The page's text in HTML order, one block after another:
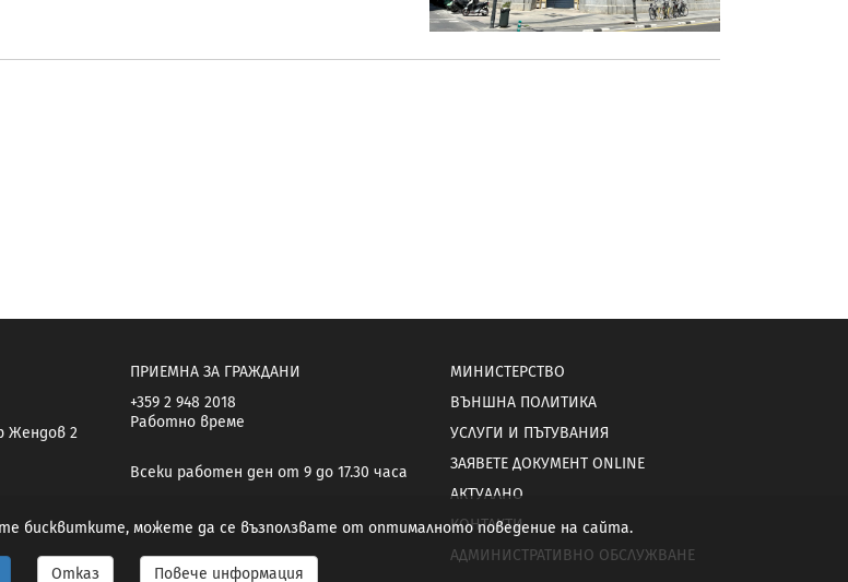
Жендов 2
ПРИЕМНА ЗА ГРАЖДАНИ
+359 2 948 2018
Работно време
Всеки работен ден от 9 до 17.30 часа
МИНИСТЕРСТВО
ВЪНШНА ПОЛИТИКА
УСЛУГИ И ПЪТУВАНИЯ
ЗАЯВЕТЕ ДОКУМЕНТ ONLINE
АКТУАЛНО
КОНТАКТИ
АДМИНИСТРАТИВНО ОБСЛУЖВАНЕ
бисквитките, можете да се възползвате от оптималното поведение на сайта.
Отказ Повече информация